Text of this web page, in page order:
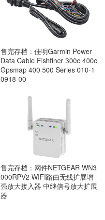
售完存档：佳明Garmin Power
Data Cable Fishfiner 300c 400c
Gpsmap 400 500 Series 010-1
0918-00
售完存档：网件NETGEAR WN3
000RPV2 WIFI路由无线扩展增
强放大接入器 中继信号放大扩展
器